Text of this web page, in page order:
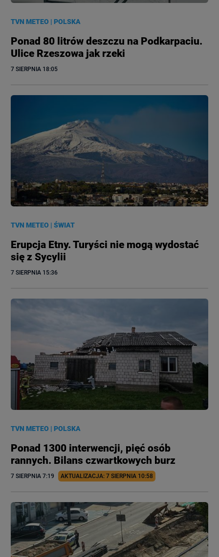
TVN METEO |POLSKA
Ponad 80 litrów deszczu na Podkarpaciu.
Ulice Rzeszowa jak rzeki
7 SIERPNIA 18:05
TVN METEO |ŚWIAT
Erupcja Etny. Turyści nie mogą wydostać
się z Sycylii
7 SIERPNIA 15:36
TVN METEO |POLSKA
Ponad 1300 interwencji, pięć osób
rannych. Bilans czwartkowych burz
7 SIERPNIA 7:19 AKTUALIZACJA: 7 SIERPNIA 10:58